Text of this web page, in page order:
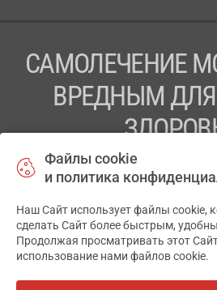
САМОЛЕЧЕНИЕ
ВРЕДНЫМ
ПЕРЕД ПРИМЕНЕНИЕМ
ТОВ «АПТЕКА 911.ЮА» Код
Отказ от
Файлы cookie
и политика
Наш Сайт использует файлы cookie,
сделать Сайт более быстрым,
Продолжая просматривать этот
использование нами файлов cookie.